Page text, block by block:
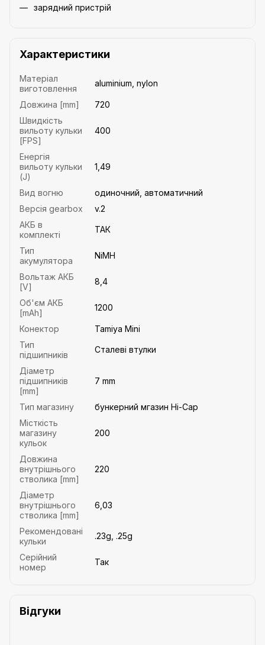
зарядний пристрій
Характеристики
Матеріал
виготовлення
aluminium, nylon
Довжина [mm]
720
Швидкість
вильоту кульки
[FPS]
400
Енергія
вильоту кульки
(J)
1,49
Вид вогню
одиночний, автоматичний
Версія gearbox
v.2
АКБ в
комплекті
ТАК
Тип
акумулятора
NiMH
Вольтаж АКБ
[V]
8,4
Об'єм АКБ
[mAh]
1200
Конектор
Tamiya Mini
Тип
підшипників
Сталеві втулки
Діаметр
підшипників
[mm]
7 mm
Тип магазину
бункерний мгазин Hi-Cap
Місткість
магазину
кульок
200
Довжина
внутрішнього
стволика [mm]
220
Діаметр
внутрішнього
стволика [mm]
6,03
Рекомендовані
кульки
.23g, .25g
Серійний
номер
Так
Відгуки